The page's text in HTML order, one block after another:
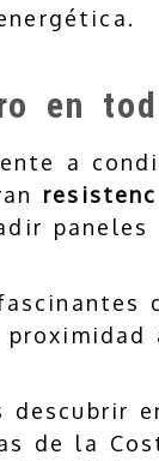
en
a
paneles
de la